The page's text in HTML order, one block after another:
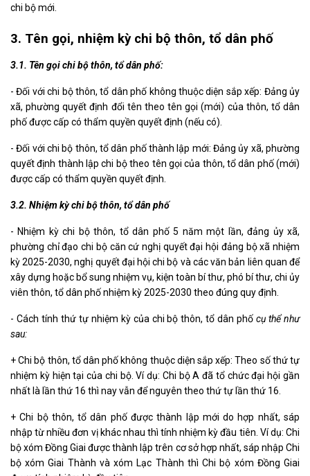
chi bộ mới.
3. Tên gọi, nhiệm kỳ chi bộ thôn, tổ dân phố
3.1. Tên gọichi bộthôn, tổ dân phố:
- Đối với chi bộ thôn, tổ dân phố không thuộc diện sắp xếp: Đảng ủy
xã, phường quyết định đổi tên theo tên gọi (mới) của thôn, tổ dân
phố được cấp có thẩm quyền quyết định (nếu có).
- Đối với chi bộ thôn, tổ dân phố thành lập mới: Đảng ủy xã, phường
quyết định thành lập chi bộ theo tên gọi của thôn, tổ dân phố (mới)
được cấp có thẩm quyền quyết định.
3.2. Nhiệmkỳchi bộ thôn, tổ dân phố
- Nhiệm kỳ chi bộ thôn, tổ dân phố 5 năm một lần, đảng ủy xã,
phường chỉ đạo chi bộ căn cứ nghị quyết đại hội đảng bộ xã nhiệm
kỳ 2025-2030, nghị quyết đại hội chi bộ và các văn bản liên quan để
xây dựng hoặc bổ sung nhiệm vụ, kiện toàn bí thư, phó bí thư, chi ủy
viên thôn, tổ dân phố nhiệm kỳ 2025-2030 theo đúng quy định.
- Cách tính thứ tự nhiệm kỳ của chi bộ thôn, tổ dân phốcụ thể như
sau:
+ Chi bộ thôn, tổ dân phố không thuộc diện sắp xếp: Theo số thứ tự
nhiệm kỳ hiện tại của chi bộ. Ví dụ: Chi bộ A đã tổ chức đại hội gần
nhất là lần thứ 16 thì nay vẫn để nguyên theo thứ tự lần thứ 16.
+ Chi bộ thôn, tổ dân phố được thành lập mới do hợp nhất, sáp
nhập từ nhiều đơn vị khác nhau thì tính nhiệm kỳ đầu tiên. Ví dụ: Chi
bộ xóm Đồng Giai được thành lập trên cơ sở hợp nhất, sáp nhập Chi
bộ xóm Giai Thành và xóm Lạc Thành thì Chi bộ xóm Đồng Giai